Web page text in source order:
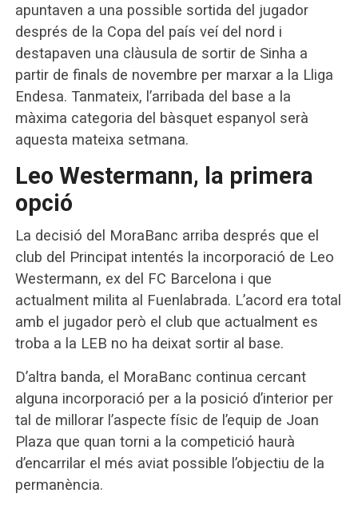
apuntaven a una possible sortida del jugador
després de la Copa del país veí del nord i
destapaven una clàusula de sortir de Sinha a
partir de finals de novembre per marxar a la Lliga
Endesa. Tanmateix, l’arribada del base a la
màxima categoria del bàsquet espanyol serà
aquesta mateixa setmana.
Leo Westermann, la primera
opció
La decisió del MoraBanc arriba després que el
club del Principat intentés la incorporació de Leo
Westermann, ex del FC Barcelona i que
actualment milita al Fuenlabrada. L’acord era total
amb el jugador però el club que actualment es
troba a la LEB no ha deixat sortir al base.
D’altra banda, el MoraBanc continua cercant
alguna incorporació per a la posició d’interior per
tal de millorar l’aspecte físic de l’equip de Joan
Plaza que quan torni a la competició haurà
d’encarrilar el més aviat possible l’objectiu de la
permanència.